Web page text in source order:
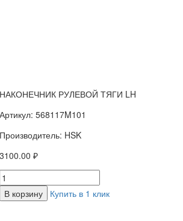
НАКОНЕЧНИК РУЛЕВОЙ ТЯГИ LH
Артикул: 568117M101
Производитель: HSK
3100.00 ₽
В корзину Купить в 1 клик